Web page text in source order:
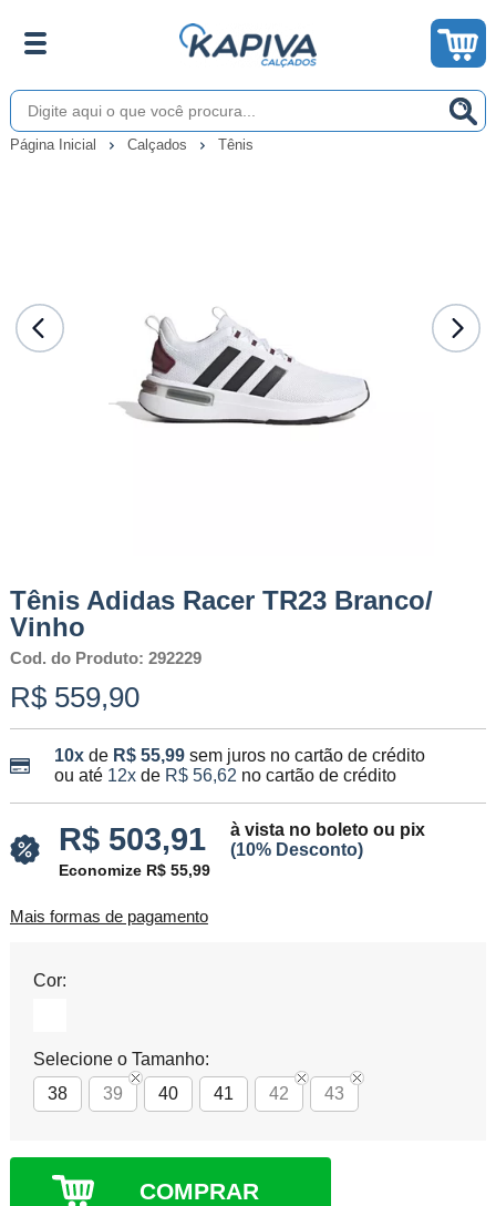
Página Inicial Calçados Tênis
Tênis Adidas Racer TR23 Branco/
Vinho
Cod. do Produto: 292229
R$ 559,90
10xde R$ 55,99 sem juros no cartão de crédito
ou até 12xde R$ 56,62 no cartão de crédito
R$ 503,91
à vista no boleto ou pix
(10% Desconto)
Economize R$ 55,99
Mais formas de pagamento
Cor:
Selecione o Tamanho:
38
39 40 41 42 43
COMPRAR